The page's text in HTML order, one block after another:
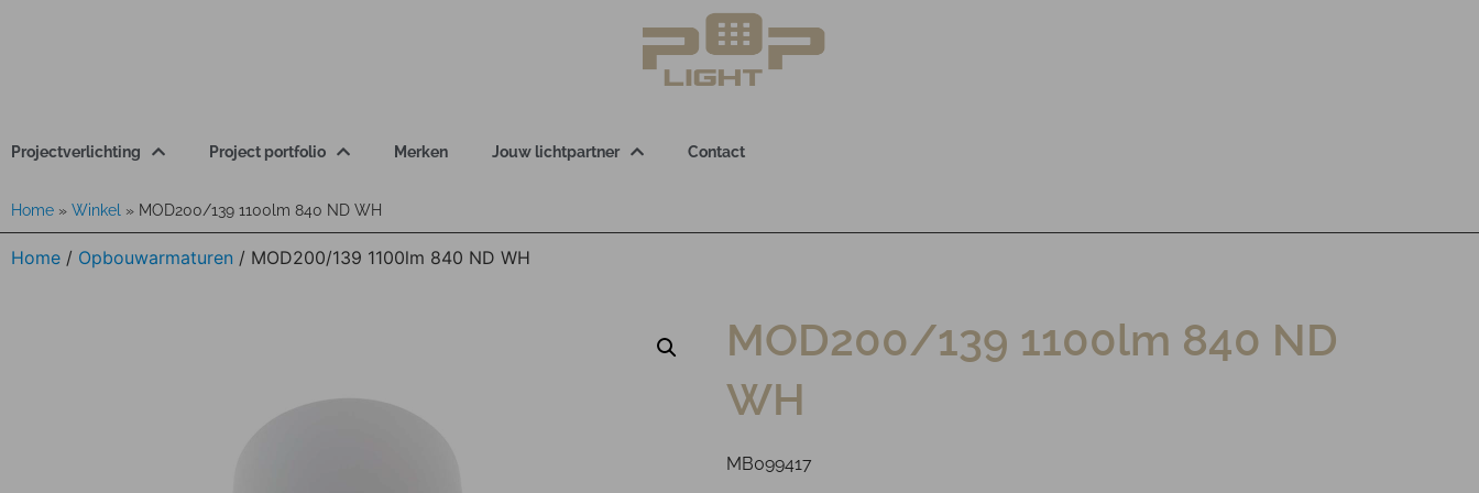
Projectverlichting Project portfolio Merken Jouw lichtpartner Contact
Home » Winkel » MOD200/139 1100lm 840 ND WH
Home / Opbouwarmaturen / MOD200/139 1100lm 840 ND WH
MOD200/139 1100lm 840 ND
WH
MB099417